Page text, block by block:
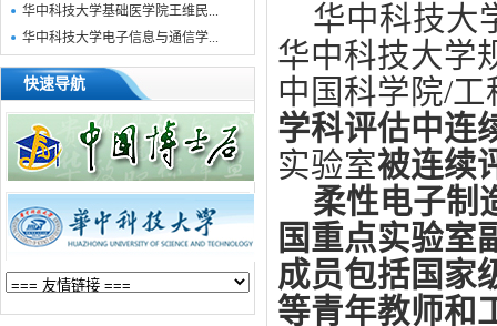
华中科技大学基础医学院王维民...
华中科技大学电子信息与通信学...
快速导航
华中科技大
华中科技大学
中国科学院/工
学科评估中连
实验室被连续
柔性电子制
国重点实验室
成员包括国家
等青年教师和